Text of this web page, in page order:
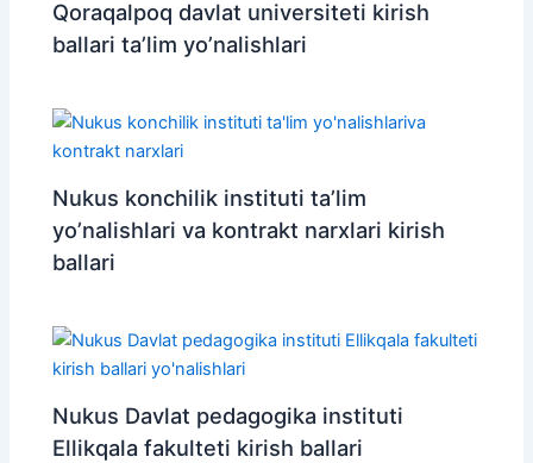
Qoraqalpoq davlat universiteti kirish
ballari ta’lim yo’nalishlari
Nukus konchilik instituti ta’lim
yo’nalishlari va kontrakt narxlari kirish
ballari
Nukus Davlat pedagogika instituti
Ellikqala fakulteti kirish ballari